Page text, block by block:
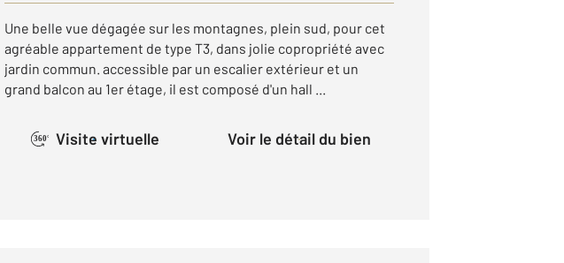
Une belle vue dégagée sur les montagnes, plein sud, pour cet
agréable appartement de type T3, dans jolie copropriété avec
jardin commun. accessible par un escalier extérieur et un
grand balcon au 1er étage, il est composé d'un hall ...
360° Visite virtuelle Voir le détail du bien